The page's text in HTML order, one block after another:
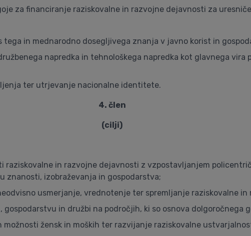
za financiranje raziskovalne in razvojne dejavnosti za
in mednarodno dosegljivega znanja v javno korist in
napredka in tehnološkega napredka kot glavnega
ter utrjevanje nacionalne identitete.
4. člen
(cilji)
raziskovalne in razvojne dejavnosti z vzpostavljanjem
znanosti, izobraževanja in gospodarstva;
usmerjanje, vrednotenje ter spremljanje raziskovalne in
in družbi na področjih, ki so osnova dolgoročnega
žensk in moških ter razvijanje raziskovalne